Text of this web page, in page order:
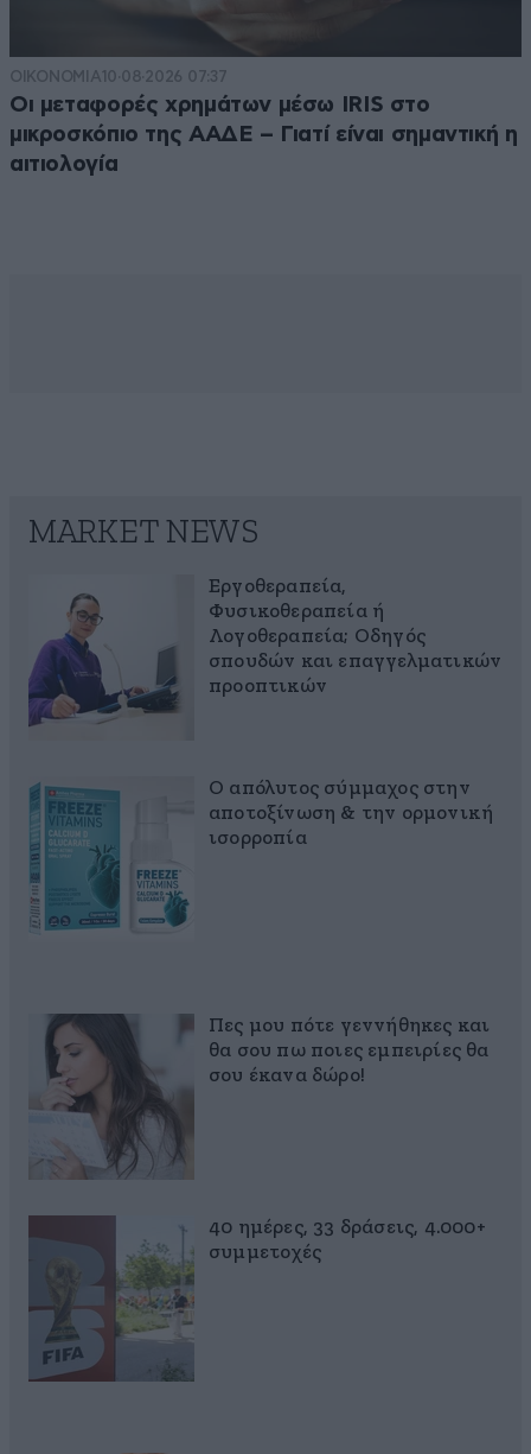
ΟΙΚΟΝΟΜΙΑ10·08·2026 07:37
Οι μεταφορές χρημάτων μέσω IRIS στο
μικροσκόπιο της ΑΑΔΕ – Γιατί είναι σημαντική η
αιτιολογία
MARKET NEWS
Εργοθεραπεία,
Φυσικοθεραπεία ή
Λογοθεραπεία; Οδηγός
σπουδών και επαγγελματικών
προοπτικών
Ο απόλυτος σύμμαχος στην
αποτοξίνωση & την ορμονική
ισορροπία
Πες μου πότε γεννήθηκες και
θα σου πω ποιες εμπειρίες θα
σου έκανα δώρο!
40 ημέρες, 33 δράσεις, 4.000+
συμμετοχές